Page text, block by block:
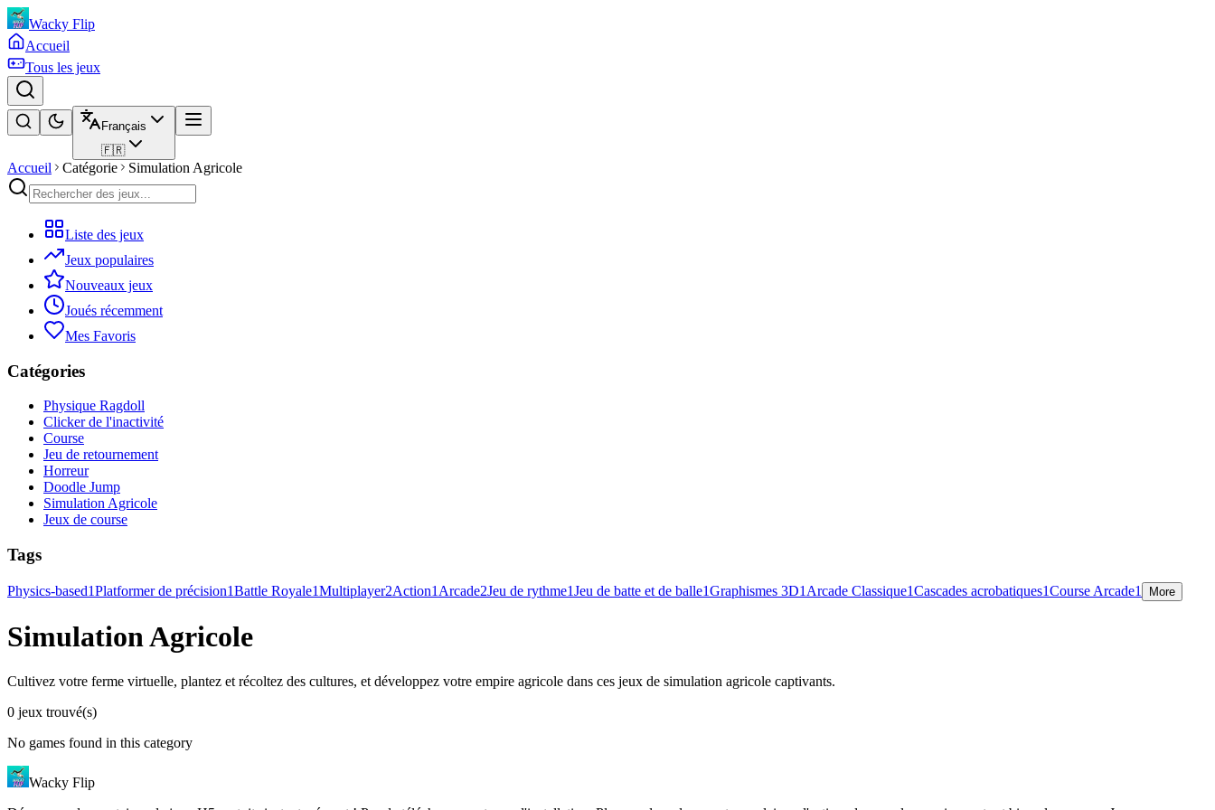
Wacky Flip
Accueil
Tous les jeux
Français
🇫🇷
Accueil Catégorie Simulation Agricole
Liste des jeux
Jeux populaires
Nouveaux jeux
Joués récemment
Mes Favoris
Catégories
Physique Ragdoll
Clicker de l'inactivité
Course
Jeu de retournement
Horreur
Doodle Jump
Simulation Agricole
Jeux de course
Tags
Physics-based1Platformer de précision1Battle Royale1Multiplayer2Action1 Arcade2Jeu de rythme1Jeu de batte et de balle1Graphismes 3D1 Arcade Classique1Cascades acrobatiques1Course Arcade1 More
Simulation Agricole
Cultivez votre ferme virtuelle, plantez et récoltez des cultures, et développez votre empire agricole dans ces jeux de simulation agricole captivants.
0 jeux trouvé(s)
No games found in this category
Wacky Flip